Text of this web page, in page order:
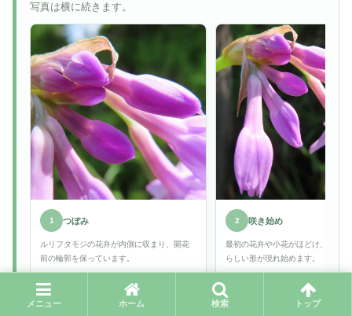
写真は横に続きます。
1 つぼみ
ルリフタモジの花弁が内側に収まり、開花
前の輪郭を保っています。
2 咲き始め
最初の花弁や小花がほどけ、ルリ
らしい形が現れ始めます。
メニュー ホーム 検索 トップ